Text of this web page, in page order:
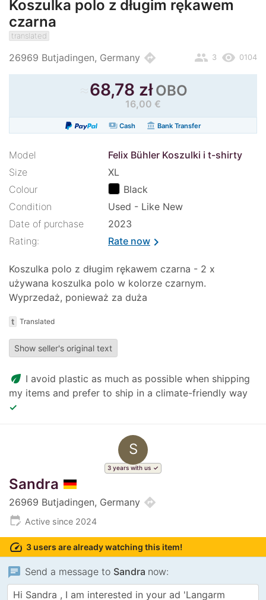
Koszulka polo z długim rękawem
czarna
translated
26969 Butjadingen, Germany directions remove_red_eye 0104
people 3
68,78 zł OBO
16,00 €
paymentsCash account_balance Bank Transfer
Model
Felix Bühler Koszulki i t-shirty
Size
XL
Colour
Black
Condition
Used - Like New
Date of purchase
2023
Rating:
Rate nowchevron_right
Koszulka polo z długim rękawem czarna - 2 x
używana koszulka polo w kolorze czarnym.
Wyprzedaż, ponieważ za duża
t Translated
Show seller's original text
eco I avoid plastic as much as possible when shipping
my items and prefer to ship in a climate-friendly way
✓
S
3 years with us
Sandra
26969 Butjadingen, Germany directions
edit_calendar Active since 2024
speed 3 users are already watching this item!
chat Send a message to Sandra now: